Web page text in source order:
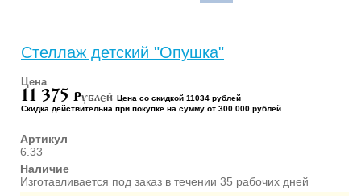
МАТРАСЫ ДЛЯ ДЕТСКИХ
КРОВАТЕЙ (6)
СТОЛЫ ДЛЯ ДЕТСКОГО
САДА (65)
СТУЛЬЯ И СКАМЕЙКИ ДЛЯ
ШКАФЫ В РАЗДЕВАЛКУ
ДЛЯ ДЕТСКОГО САДА (39)
ШКАФЫ ДЛЯ ПОЛОТЕНЕЦ
Стеллаж детский "Опушка"
Цена
11 375 Pублей Цена со скидкой 11034 рублей
Скидка действительна при покупке на сумму от 300 000 рублей
Артикул
6.33
Наличие
Изготавливается под заказ в течении 35 рабочих дней